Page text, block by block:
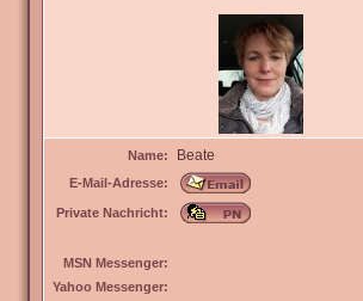
Name:
Beate
E-Mail-Adresse:
Private Nachricht:
MSN Messenger:
Yahoo Messenger: